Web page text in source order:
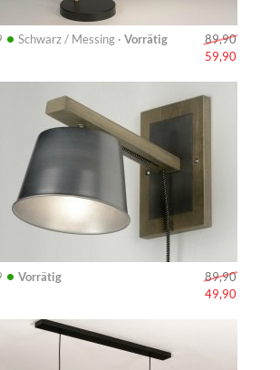
• Schwarz / Messing · Vorrätig
89,90
59,90
• Vorrätig
89,90
49,90